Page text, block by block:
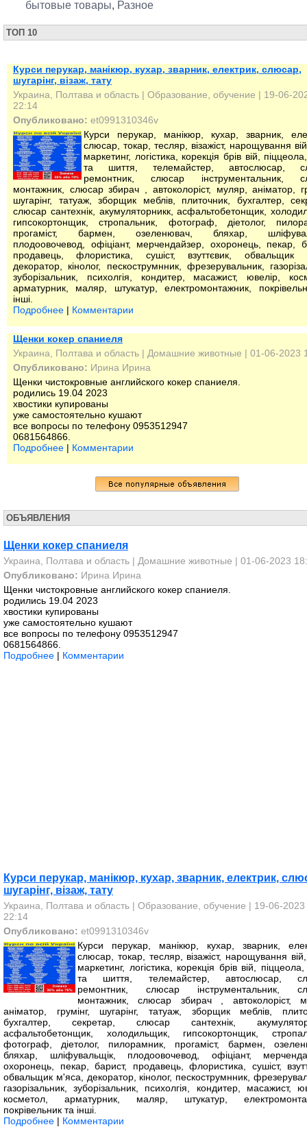
бытовые товары, Разное
ТОП 10
Курси перукар, манікюр, кухар, зварник, електрик, слюсар,
шугарінг, візаж, тату
Украина, Полтава и область | Образование, обучение | 19-06-
22:14
Опубликовано: et0991310346v
Курси перукар, манікюр, кухар, зварник,
слюсар, токар, тесляр, візажіст, нарощування
маркетинг, логістика, корекція брів вій,
та шиття, телемайстер, автослюсар,
ремонтник, слюсар інструментальник,
монтажник, слюсар збирач , автоколоріст, муляр, аніматор,
шугарінг, татуаж, зборщик меблів, плиточник, бухгалтер,
слюсар сантехнік, акумуляторникк, асфальтобетонщик,
гипсокортонщик, стропальник, фотограф, діетолог,
прогаміст, бармен, озеленювач, бляхар,
плодоовочевод, офіціант, мерчендайзер, охоронець, пекар,
продавець, флористика, сушіст, взуттєвик, обвальщик
декоратор, кінолог, пескострумнник, фрезерувальник,
зуборізальник, психолгія, кондитер, масажист, ювелір,
арматурник, маляр, штукатур, електромонтажник,
інші.
Подробнее | Комментарии
Щенки кокер спаниеля
Украина, Полтава и область | Домашние животные | 01-06-2023
Опубликовано: Ирина Ирина
Щенки чистокровные английского кокер спаниеля.
родились 19.04 2023
хвостики купированы
уже самостоятельно кушают
все вопросы по телефону 0953512947
0681564866.
Подробнее | Комментарии
ОБЪЯВЛЕНИЯ
Щенки кокер спаниеля
Украина, Полтава и область | Домашние животные | 01-06-2023
Опубликовано: Ирина Ирина
Щенки чистокровные английского кокер спаниеля.
родились 19.04 2023
хвостики купированы
уже самостоятельно кушают
все вопросы по телефону 0953512947
0681564866.
Подробнее | Комментарии
Курси перукар, манікюр, кухар, зварник, електрик,
шугарінг, візаж, тату
Украина, Полтава и область | Образование, обучение | 19-06-2023
22:14
Опубликовано: et0991310346v
Курси перукар, манікюр, кухар, зварник,
слюсар, токар, тесляр, візажіст, нарощування
маркетинг, логістика, корекція брів вій,
та шиття, телемайстер, автослюсар,
ремонтник, слюсар інструментальник,
монтажник, слюсар збирач , автоколоріст,
аніматор, грумінг, шугарінг, татуаж, зборщик меблів,
бухгалтер, секретар, слюсар сантехнік,
асфальтобетонщик, холодильщик, гипсокортонщик,
фотограф, діетолог, пилорамник, прогаміст, бармен,
бляхар, шліфувальщік, плодоовочевод, офіціант,
охоронець, пекар, барист, продавець, флористика, сушіст,
обвальщик м'яса, декоратор, кінолог, пескострумнник,
газорізальник, зуборізальник, психолгія, кондитер, масажист,
косметол, арматурник, маляр, штукатур,
покрівельник та інші.
Подробнее | Комментарии